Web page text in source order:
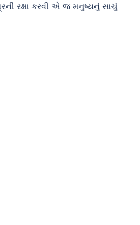
રક્ષા કરવી એ જ મનુષ્યનું સાચું